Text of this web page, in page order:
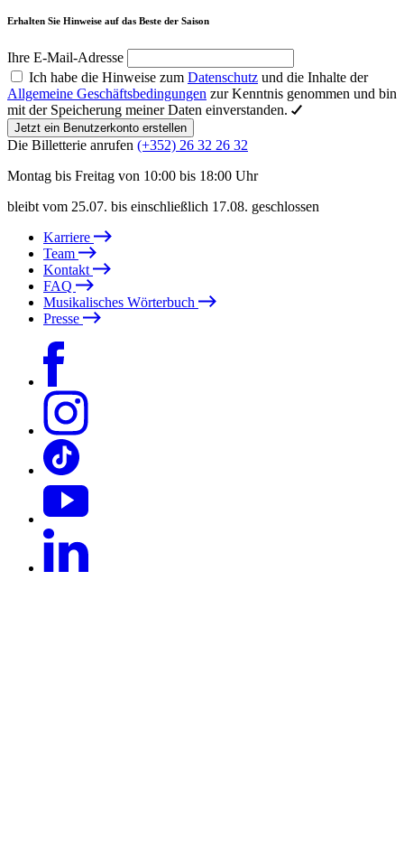
Erhalten Sie Hinweise auf das Beste der Saison
Ihre E-Mail-Adresse
Ich habe die Hinweise zum Datenschutz und die Inhalte der
Allgemeine Geschäftsbedingungen zur Kenntnis genommen und bin
mit der Speicherung meiner Daten einverstanden.
Jetzt ein Benutzerkonto erstellen
Die Billetterie anrufen (+352) 26 32 26 32
Montag bis Freitag von 10:00 bis 18:00 Uhr
bleibt vom 25.07. bis einschließlich 17.08. geschlossen
Karriere
Team
Kontakt
FAQ
Musikalisches Wörterbuch
Presse